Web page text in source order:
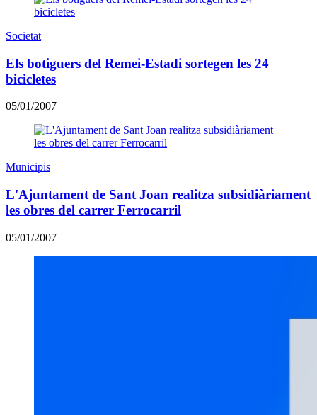
Societat
Els botiguers del Remei-Estadi sortegen les 24
bicicletes
05/01/2007
Municipis
L'Ajuntament de Sant Joan realitza subsidiàriament
les obres del carrer Ferrocarril
05/01/2007